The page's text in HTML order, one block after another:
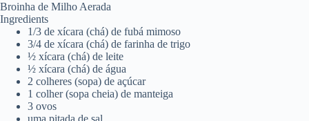
Broinha de Milho Aerada
Ingredients
1/3 de xícara (chá) de fubá mimoso
3/4 de xícara (chá) de farinha de trigo
½ xícara (chá) de leite
½ xícara (chá) de água
2 colheres (sopa) de açúcar
1 colher (sopa cheia) de manteiga
3 ovos
uma pitada de sal